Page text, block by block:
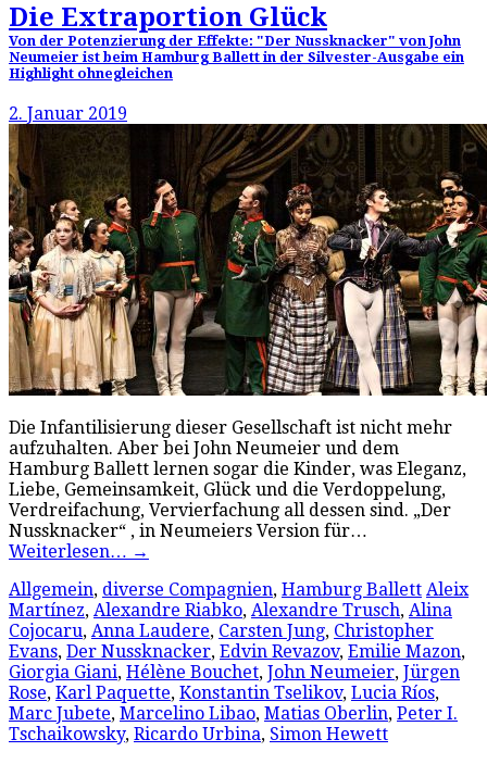
Die Extraportion Glück
Von der Potenzierung der Effekte: "Der Nussknacker" von John
Neumeier ist beim Hamburg Ballett in der Silvester-Ausgabe ein
Highlight ohnegleichen
2. Januar 2019
Die Infantilisierung dieser Gesellschaft ist nicht mehr
aufzuhalten. Aber bei John Neumeier und dem
Hamburg Ballett lernen sogar die Kinder, was Eleganz,
Liebe, Gemeinsamkeit, Glück und die Verdoppelung,
Verdreifachung, Vervierfachung all dessen sind. „Der
Nussknacker“ , in Neumeiers Version für…
Weiterlesen… →
Allgemein, diverse Compagnien, Hamburg Ballett Aleix
Martínez, Alexandre Riabko, Alexandre Trusch, Alina
Cojocaru, Anna Laudere, Carsten Jung, Christopher
Evans, Der Nussknacker, Edvin Revazov, Emilie Mazon,
Giorgia Giani, Hélène Bouchet, John Neumeier, Jürgen
Rose, Karl Paquette, Konstantin Tselikov, Lucia Ríos,
Marc Jubete, Marcelino Libao, Matias Oberlin, Peter I.
Tschaikowsky, Ricardo Urbina, Simon Hewett